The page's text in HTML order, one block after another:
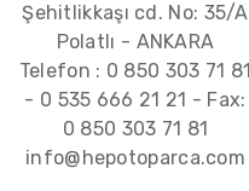
Şehitlikkaşı cd. No: 35/A
Polatlı - ANKARA
Telefon : 0 850 303 71 81
- 0 535 666 21 21 - Fax:
0 850 303 71 81
info@hepotoparca.com